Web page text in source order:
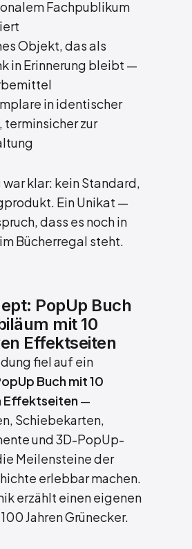
Fachpublikum
Objekt, das als
in Erinnerung bleibt —
in identischer
zur
klar: kein Standard,
Ein Unikat —
dass es noch in
Bücherregal steht.
PopUp Buch
mit 10
Effektseiten
fiel auf ein
Buch mit 10
Effektseiten —
Schiebekarten,
und 3D-PopUp-
Meilensteine der
erlebbar machen.
erzählt einen eigenen
Jahren Grünecker.